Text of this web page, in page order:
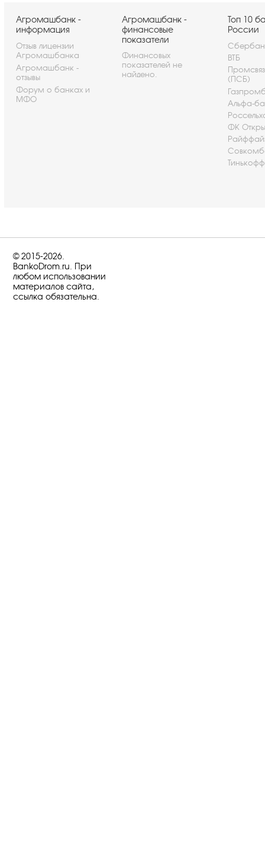
Агромашбанк -
информация
Отзыв лицензии
Агромашбанка
Агромашбанк -
отзывы
Форум о банках и
МФО
Агромашбанк -
финансовые
показатели
Финансовых
показателей не
найдено.
Топ 10
России
ВТБ
(ПСБ)
Альфа-
ФК
© 2015-2026.
BankoDrom.ru. При
любом использовании
материалов сайта,
ссылка обязательна.